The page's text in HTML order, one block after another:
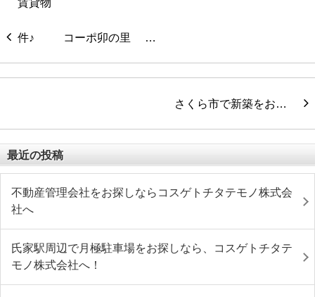
コーポ卯の里 …
さくら市で新築をお…
最近の投稿
不動産管理会社をお探しならコスゲトチタテモノ株式会
社へ
氏家駅周辺で月極駐車場をお探しなら、コスゲトチタテ
モノ株式会社へ！